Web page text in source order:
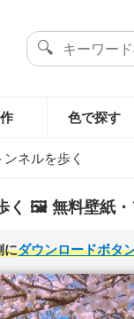
色で探す
ンネルを歩く
く 🖼️ 無料壁紙・
にダウンロードボタ